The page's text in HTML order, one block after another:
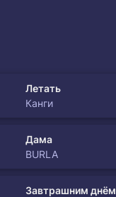
Летать
Канги
Дама
BURLA
Завтрашним днём